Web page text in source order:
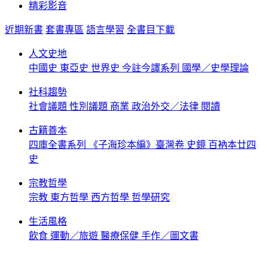
精彩影音
近期新書 套書專區 語言學習 全書目下載
人文史地
中國史 東亞史 世界史 今註今譯系列 國學／史學理論
社科趨勢
社會議題 性別議題 商業 政治外交／法律 閱讀
古籍善本
四庫全書系列
《子海珍本編》臺灣卷 史鏡 百衲本廿四
史
宗教哲學
宗教 東方哲學 西方哲學 哲學研究
生活風格
飲食 運動／旅遊 醫療保健 手作／圖文書